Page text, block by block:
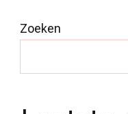
Zoeken